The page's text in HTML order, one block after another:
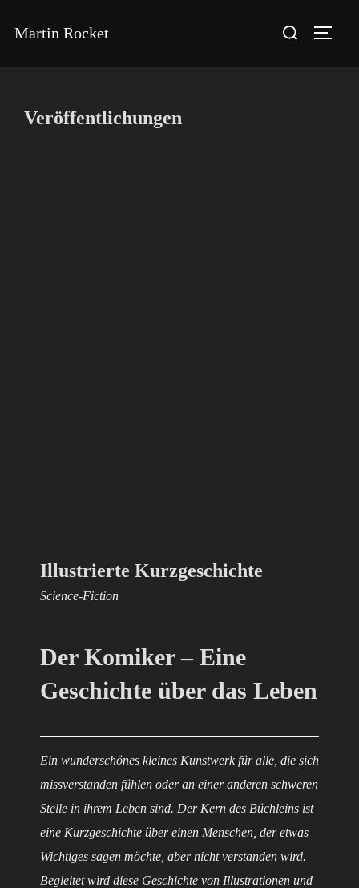
Martin Rocket
Veröffentlichungen
Illustrierte Kurzgeschichte
Science-Fiction
Der Komiker – Eine
Geschichte über das Leben
Ein wunderschönes kleines Kunstwerk für alle, die sich
missverstanden fühlen oder an einer anderen schweren
Stelle in ihrem Leben sind. Der Kern des Büchleins ist
eine Kurzgeschichte über einen Menschen, der etwas
Wichtiges sagen möchte, aber nicht verstanden wird.
Begleitet wird diese Geschichte von Illustrationen und